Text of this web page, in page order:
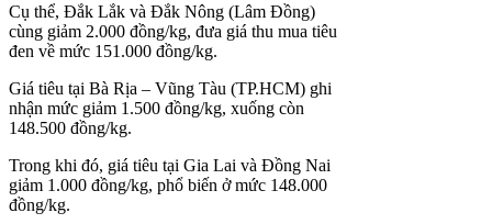
Cụ thể, Đắk Lắk và Đắk Nông (Lâm Đồng)
cùng giảm 2.000 đồng/kg, đưa giá thu mua tiêu
đen về mức 151.000 đồng/kg.
Giá tiêu tại Bà Rịa – Vũng Tàu (TP.HCM) ghi
nhận mức giảm 1.500 đồng/kg, xuống còn
148.500 đồng/kg.
Trong khi đó, giá tiêu tại Gia Lai và Đồng Nai
giảm 1.000 đồng/kg, phổ biến ở mức 148.000
đồng/kg.